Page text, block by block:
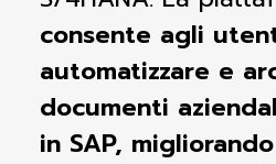
consente agli
automatizzare e
documenti
in SAP,